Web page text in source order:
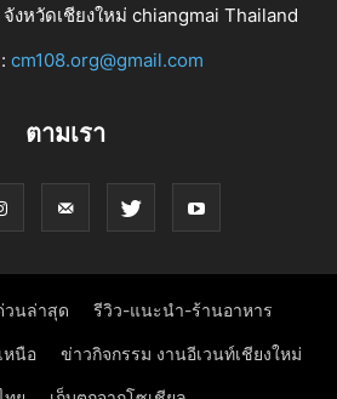
จังหวัดเชียงใหม่ chiangmai Thailand
cm108.org@gmail.com
ตามเรา
วนล่าสุด รีวิว-แนะนำ-ร้านอาหาร
หนือ ข่าวกิจกรรม งานอีเวนท์เชียงใหม่